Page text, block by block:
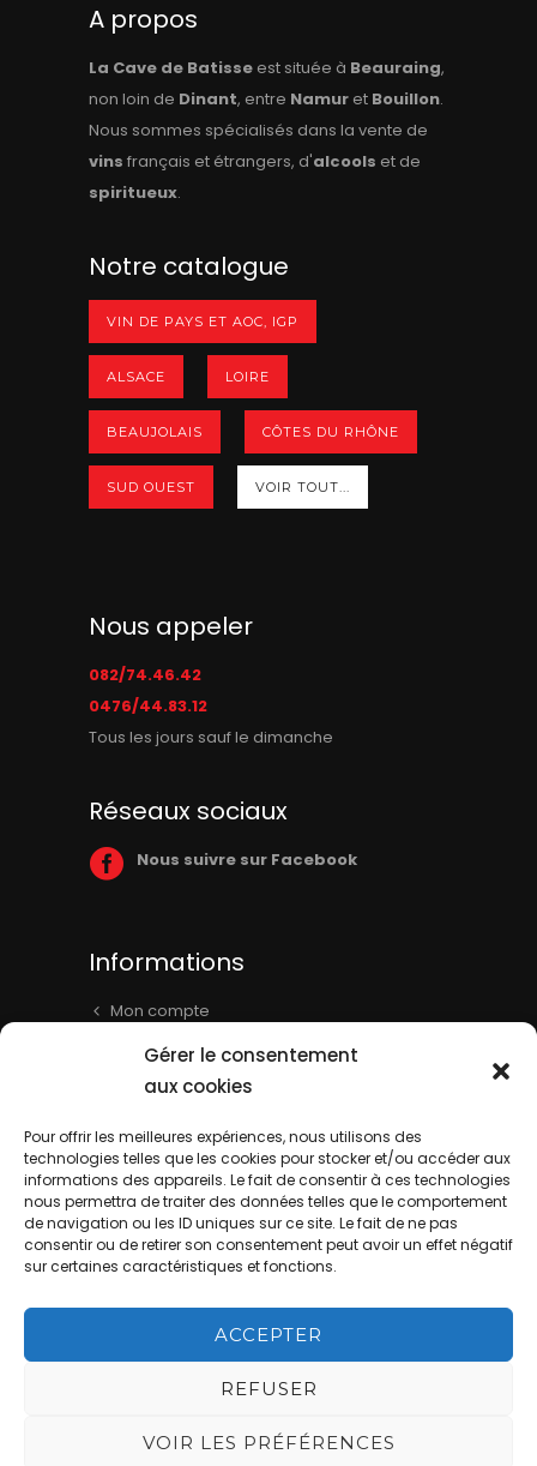
Gérer le consentement
aux cookies
Pour offrir les meilleures expériences, nous utilisons des
technologies telles que les cookies pour stocker et/ou accéder aux
informations des appareils. Le fait de consentir à ces technologies
nous permettra de traiter des données telles que le comportement
de navigation ou les ID uniques sur ce site. Le fait de ne pas
consentir ou de retirer son consentement peut avoir un effet négatif
sur certaines caractéristiques et fonctions.
ACCEPTER
REFUSER
VOIR LES PRÉFÉRENCES
A propos
La Cave de Batisse est située à Beauraing,
non loin de Dinant, entre Namur et Bouillon.
Nous sommes spécialisés dans la vente de
vins français et étrangers, d'alcools et de
spiritueux.
Notre catalogue
VIN DE PAYS ET AOC, IGP
ALSACE LOIRE
BEAUJOLAIS CÔTES DU RHÔNE
SUD OUEST VOIR TOUT...
Nous appeler
082/74.46.42
0476/44.83.12
Tous les jours sauf le dimanche
Réseaux sociaux
Nous suivre sur Facebook
Informations
Mon compte
Panier
Livraison & Informations
Conditions générales
Contact
La Cave de Batisse - Website by